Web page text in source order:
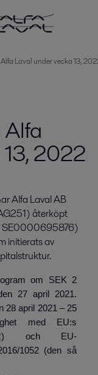
Laval under vecka 13,
2022
Alfa Laval AB
återköpt
SE0000695876)
initierats av
om SEK 2
27 april 2021.
28 april 2021 – 25
med EU:s
och EU-
1052 (den så